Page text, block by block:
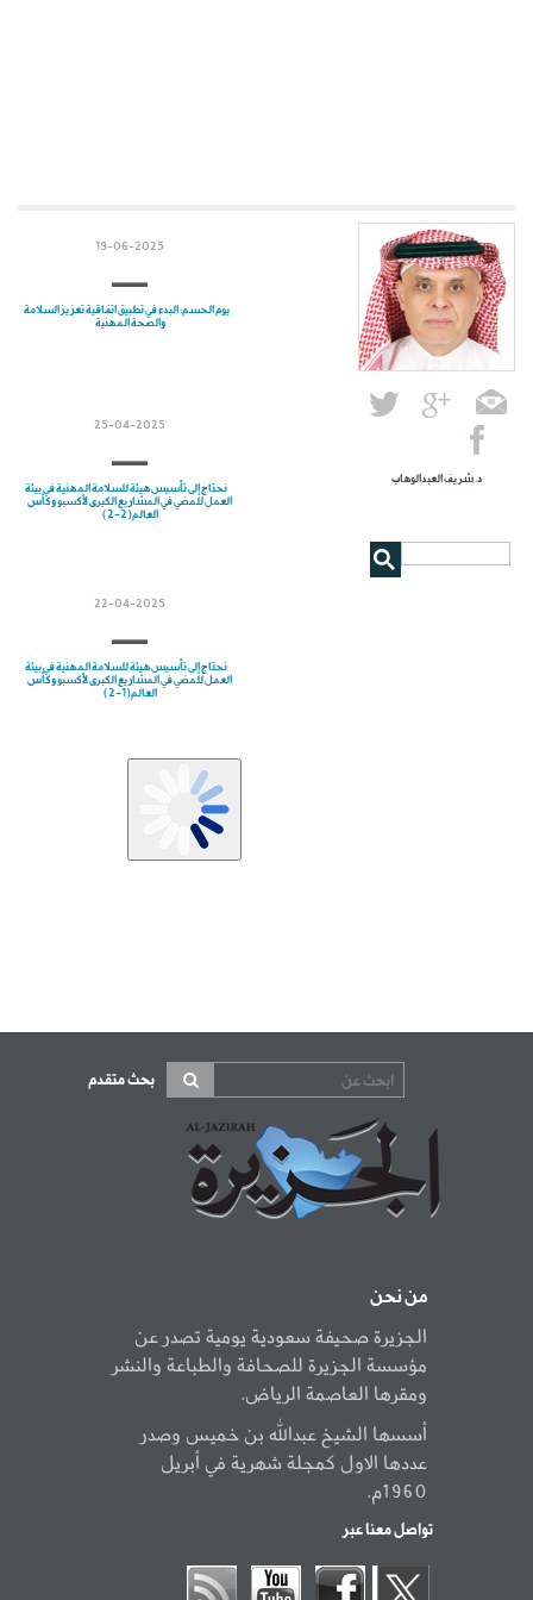
د. شريف العبدالوهاب
19-06-2025
يوم الحسم: البدء في تطبيق اتفاقية تعزيز السلامة
والصحة المهنية
25-04-2025
نحتاج إلى تأسيس هيئة للسلامة المهنية في بيئة
العمل للمضي في المشاريع الكبرى لأكسبو وكأس
العالم(2-2)
22-04-2025
نحتاج إلى تأسيس هيئة للسلامة المهنية في بيئة
العمل للمضي في المشاريع الكبرى لأكسبو وكأس
العالم(1-2)
بحث متقدم
من نحن
الجزيرة صحيفة سعودية يومية تصدر عن
مؤسسة الجزيرة للصحافة والطباعة والنشر
ومقرها العاصمة الرياض.
أسسها الشيخ عبدالله بن خميس وصدر
عددها الاول كمجلة شهرية في أبريل
1960م.
تواصل معنا عبر